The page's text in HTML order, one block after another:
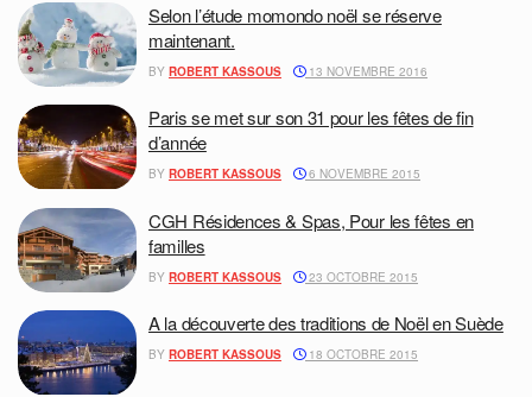
Selon l’étude momondo noël se réserve
maintenant.
BY ROBERT KASSOUS 13 NOVEMBRE 2016
Paris se met sur son 31 pour les fêtes de fin
d’année
BY ROBERT KASSOUS 6 NOVEMBRE 2015
CGH Résidences & Spas, Pour les fêtes en
familles
BY ROBERT KASSOUS 23 OCTOBRE 2015
A la découverte des traditions de Noël en Suède
BY ROBERT KASSOUS 18 OCTOBRE 2015